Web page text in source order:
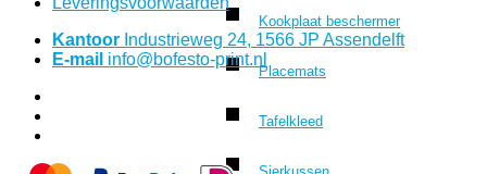
Kookplaat beschermer
Placemats
Tafelkleed
Kantoor Industrieweg 24, 1566 JP Assendelft
E-mail info@bofesto-print.nl